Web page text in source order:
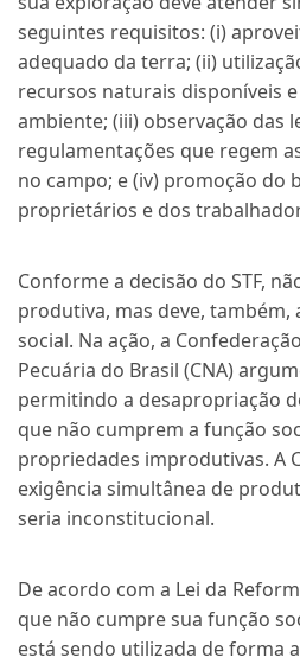
seguintes requisitos: (i)
adequado da terra; (ii)
recursos naturais disponíveis
ambiente; (iii) observação das
regulamentações que regem
no campo; e (iv) promoção do
proprietários e dos
Conforme a decisão do STF,
produtiva, mas deve, também,
social. Na ação, a
Pecuária do Brasil (CNA)
permitindo a desapropriação
que não cumprem a função
propriedades improdutivas. A
exigência simultânea de
seria inconstitucional.
De acordo com a Lei da
que não cumpre sua função
está sendo utilizada de forma